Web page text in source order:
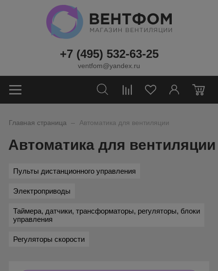
+7 (495) 532-63-25
ventfom@yandex.ru
0
Главная страница Автоматика для вентиляции
Автоматика для вентиляции
Пульты дистанционного управления
Электроприводы
Таймера, датчики, трансформаторы, регуляторы, блоки
управления
Регуляторы скорости